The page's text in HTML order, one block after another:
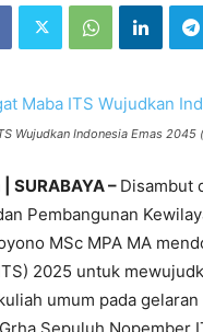
Wujudkan Indonesia Emas
SURABAYA – Disambut
Pembangunan
MSc MPA MA
2025 untuk
umum pada